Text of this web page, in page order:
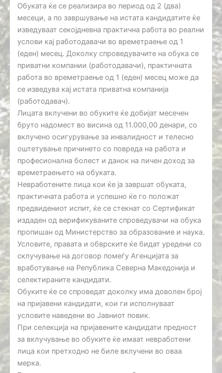
Обуката ќе се реализира во период од 2 (два)
месеци, а по завршување на истата кандидатите ќе
изведуваат секојдневна практична работа во реални
услови кај работодавачи во времетраење од 1
(еден) месец. Доколку спроведувачите на обука се
приватни компании (работодавачи), практичната
работа во времетраење од 1 (еден) месец може да
се изведува кај истата приватна компанија
(работодавач).
Лицата вклучени во обуките ќе добијат месечен
бруто надомест во висина од 11.000,00 денари, со
вклучено осигурување за инвалидност и телесно
оштетување причинето со повреда на работа и
професионалнa болест и данок на личен доход за
времетраењето на обуката.
Невработените лица кои ќе ја завршат обуката,
практичната работа и успешно ќе го положат
предвидениот испит, ќе се стекнат со Сертификат
издаден од верификуваните спроведувачи на обука
пропишан од Министерство за образование и наука.
Условите, правата и обврските ќе бидат уредени со
склучување на договор помеѓу Агенцијата за
вработување на Република Северна Македонија и
селектираните кандидати.
Обуките ќе се спроведат доколку има доволен број
на пријавени кандидати, кои ги исполнуваат
условите наведени во Јавниот повик.
При селекција на пријавените кандидати предност
за вклучување во обуките ќе имаат невработени
лица кои претходно не биле вклучени во оваа
мерка.